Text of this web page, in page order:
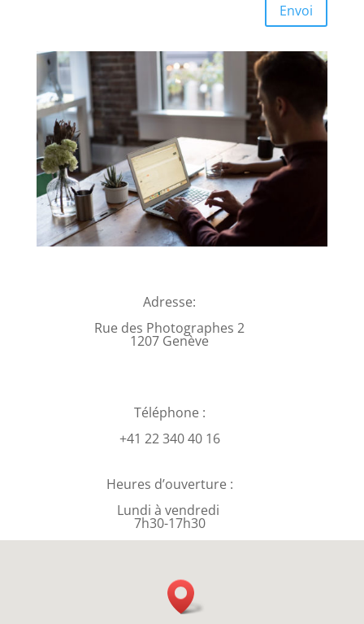
Envoi
Adresse:
Rue des Photographes 2
1207 Genève
Téléphone :
+41 22 340 40 16
Heures d’ouverture :
Lundi à vendredi
7h30-17h30